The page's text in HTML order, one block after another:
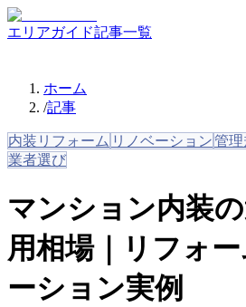
エリアガイド記事一覧
ホーム
/記事
内装リフォーム リノベーション管理
業者選び
マンション内装
用相場｜リフォ
ーション実例